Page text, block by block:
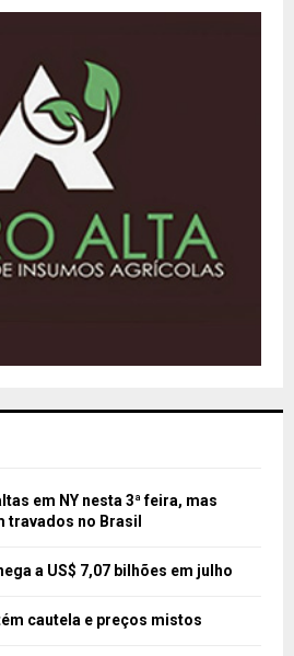
em NY nesta 3ª feira, mas
travados no Brasil
a US$ 7,07 bilhões em julho
cautela e preços mistos